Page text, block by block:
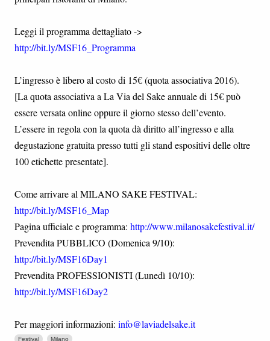
Leggi il programma dettagliato ->
http://bit.ly/MSF16_Programma
L’ingresso è libero al costo di 15€ (quota associativa 2016).
[La quota associativa a La Via del Sake annuale di 15€ può
essere versata online oppure il giorno stesso dell’evento.
L’essere in regola con la quota dà diritto all’ingresso e alla
degustazione gratuita presso tutti gli stand espositivi delle oltre
100 etichette presentate].
Come arrivare al MILANO SAKE FESTIVAL:
http://bit.ly/MSF16_Map
Pagina ufficiale e programma: http://www.milanosakefestival.it/
Prevendita PUBBLICO (Domenica 9/10):
http://bit.ly/MSF16Day1
Prevendita PROFESSIONISTI (Lunedì 10/10):
http://bit.ly/MSF16Day2
Per maggiori informazioni: info@laviadelsake.it
Festival Milano